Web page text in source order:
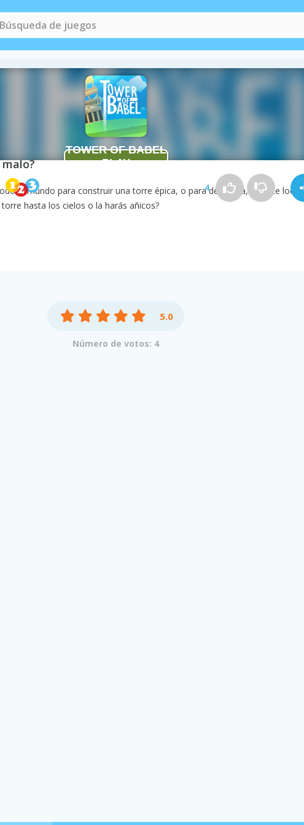
4
of Babel
el mundo para construir una torre épica, o para destruirla, en este loco
hasta los cielos o la harás añicos?
5.0
Número de votos: 4